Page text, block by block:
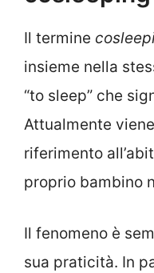
Il termine
insieme nella
“to sleep” che
Attualmente
riferimento
proprio bambino
Il fenomeno è
sua praticità. In